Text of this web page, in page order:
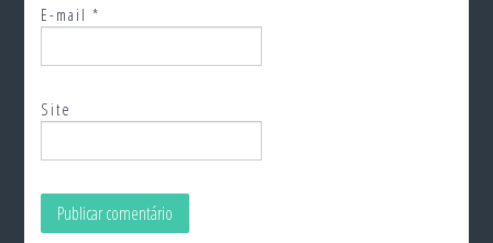
E-mail*
Site